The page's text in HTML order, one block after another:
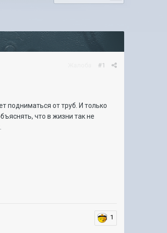
#1
подниматься от труб. И только
что в жизни так не
1